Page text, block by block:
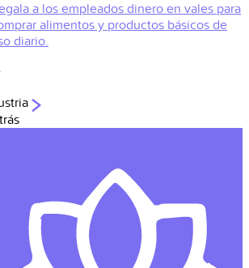
a los empleados dinero en vales para
alimentos y productos básicos de
diario.